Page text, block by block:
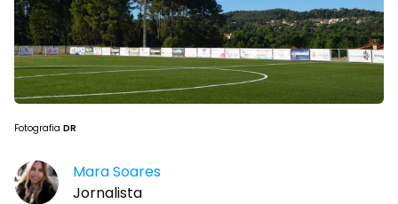
Fotografia DR
Mara Soares
Jornalista